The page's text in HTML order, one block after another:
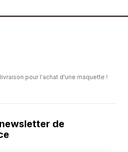
pour l'achat d'une maquette !
de